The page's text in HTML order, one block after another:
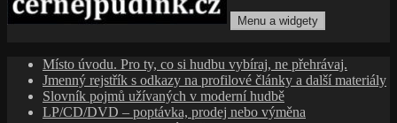
a albech s hlubším kontextem
Menu a widgety
Místo úvodu. Pro ty, co si hudbu vybíraj, ne přehrávaj.
Jmenný rejstřík s odkazy na profilové články a další materiály
Slovník pojmů užívaných v moderní hudbě
LP/CD/DVD – poptávka, prodej nebo výměna